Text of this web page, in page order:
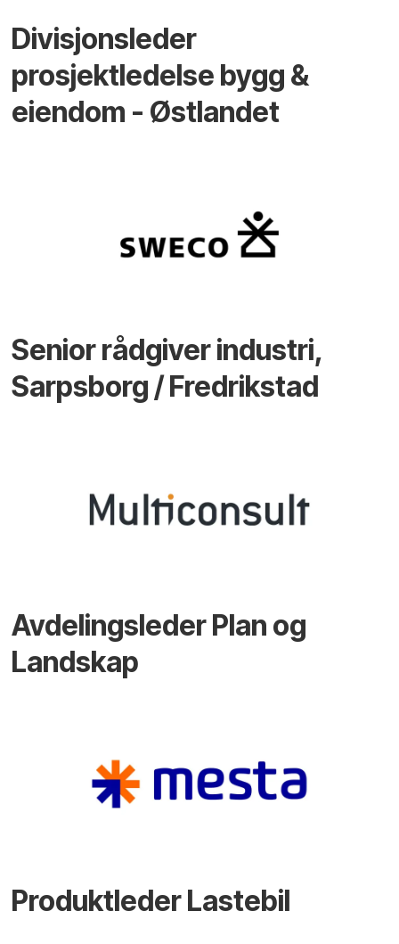
Divisjonsleder
prosjektledelse bygg &
eiendom - Østlandet
Senior rådgiver industri,
Sarpsborg / Fredrikstad
Avdelingsleder Plan og
Landskap
Produktleder Lastebil